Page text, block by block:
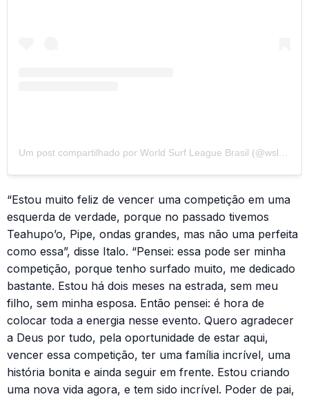
“Estou muito feliz de vencer uma competição em uma
esquerda de verdade, porque no passado tivemos
Teahupo’o, Pipe, ondas grandes, mas não uma perfeita
como essa”, disse Italo. “Pensei: essa pode ser minha
competição, porque tenho surfado muito, me dedicado
bastante. Estou há dois meses na estrada, sem meu
filho, sem minha esposa. Então pensei: é hora de
colocar toda a energia nesse evento. Quero agradecer
a Deus por tudo, pela oportunidade de estar aqui,
vencer essa competição, ter uma família incrível, uma
história bonita e ainda seguir em frente. Estou criando
uma nova vida agora, e tem sido incrível. Poder de pai,